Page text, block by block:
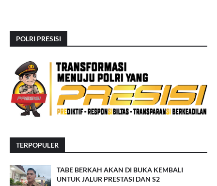
POLRI PRESISI
TERPOPULER
TABE BERKAH AKAN DI BUKA KEMBALI
UNTUK JALUR PRESTASI DAN S2